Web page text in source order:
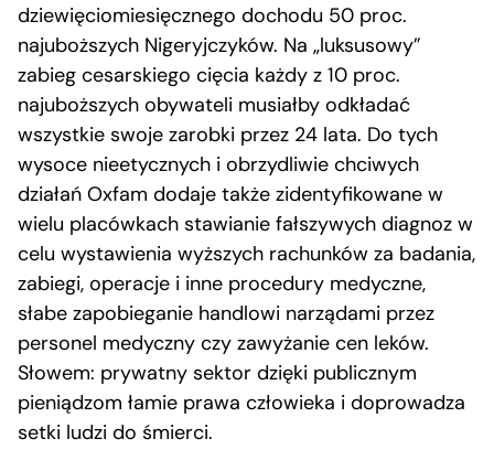
dziewięciomiesięcznego dochodu 50 proc.
najuboższych Nigeryjczyków. Na „luksusowy”
zabieg cesarskiego cięcia każdy z 10 proc.
najuboższych obywateli musiałby odkładać
wszystkie swoje zarobki przez 24 lata. Do tych
wysoce nieetycznych i obrzydliwie chciwych
działań Oxfam dodaje także zidentyfikowane w
wielu placówkach stawianie fałszywych diagnoz w
celu wystawienia wyższych rachunków za badania,
zabiegi, operacje i inne procedury medyczne,
słabe zapobieganie handlowi narządami przez
personel medyczny czy zawyżanie cen leków.
Słowem: prywatny sektor dzięki publicznym
pieniądzom łamie prawa człowieka i doprowadza
setki ludzi do śmierci.